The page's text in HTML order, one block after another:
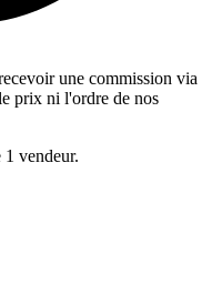
une commission via
prix ni l'ordre de nos
vendeur.